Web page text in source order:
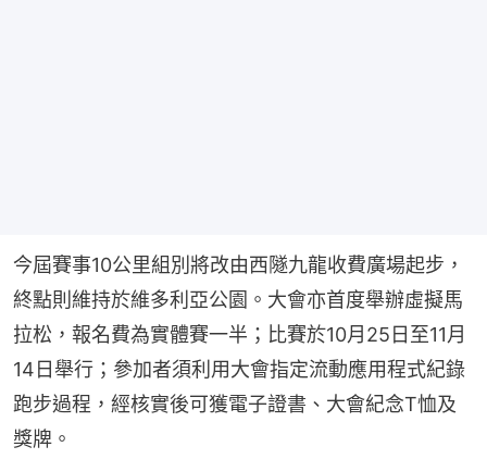
今屆賽事10公里組別將改由西隧九龍收費廣場起步，
終點則維持於維多利亞公園。大會亦首度舉辦虛擬馬
拉松，報名費為實體賽一半；比賽於10月25日至11月
14日舉行；參加者須利用大會指定流動應用程式紀錄
跑步過程，經核實後可獲電子證書、大會紀念T恤及
獎牌。